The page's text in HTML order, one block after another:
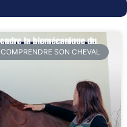
COMPRENDRE SON CHEVAL